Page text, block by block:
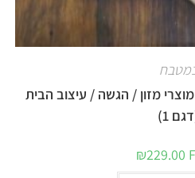
מזון / הגשה / עיצוב הבית
1)
₪229.00